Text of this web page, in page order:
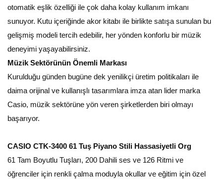
otomatik eşlik özelliği ile çok daha kolay kullanım imkanı
sunuyor. Kutu içeriğinde akor kitabı ile birlikte satışa sunulan bu
gelişmiş modeli tercih edebilir, her yönden konforlu bir müzik
deneyimi yaşayabilirsiniz.
Müzik Sektörünün Önemli Markası
Kurulduğu günden bugüne dek yenilikçi üretim politikaları ile
daima orijinal ve kullanışlı tasarımlara imza atan lider marka
Casio, müzik sektörüne yön veren şirketlerden biri olmayı
başarıyor.
CASIO CTK-3400 61 Tuş Piyano Stili Hassasiyetli Org
61 Tam Boyutlu Tuşları, 200 Dahili ses ve 126 Ritmi ve
öğrenciler için renkli çalma moduyla okullar ve eğitim için özel